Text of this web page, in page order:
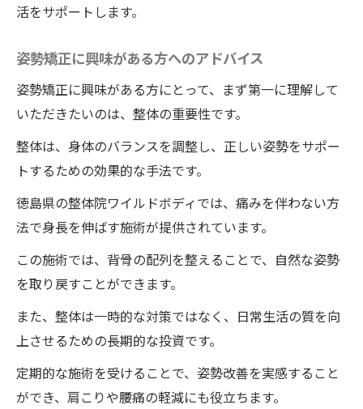
痛性外脛骨への効果的アプローチ
施術前に知っておくべき有痛性外脛骨の対
整体院ワイルドボディの施術後の即効性を
実感！痛みが和らぐ瞬間
整体院ワイルドボディの施術での有痛性外
脛骨改善例：患者の体験談
施術後のアフターケアとセルフメンテナン
スの重要性
徳島県で身長が伸びる整体の魅力痛くない施術
で安心の理由
痛みを感じさせない整体技術の秘密
徳島県の整体院ワイルドボディが支持され
る理由
顧客が安心する施術環境の整え方
活をサポートします。
姿勢矯正に興味がある方へのアドバイス
姿勢矯正に興味がある方にとって、まず第一に理解して
いただきたいのは、整体の重要性です。
整体は、身体のバランスを調整し、正しい姿勢をサポー
トするための効果的な手法です。
徳島県の整体院ワイルドボディでは、痛みを伴わない方
法で身長を伸ばす施術が提供されています。
この施術では、背骨の配列を整えることで、自然な姿勢
を取り戻すことができます。
また、整体は一時的な対策ではなく、日常生活の質を向
上させるための長期的な投資です。
定期的な施術を受けることで、姿勢改善を実感すること
ができ、肩こりや腰痛の軽減にも役立ちます。